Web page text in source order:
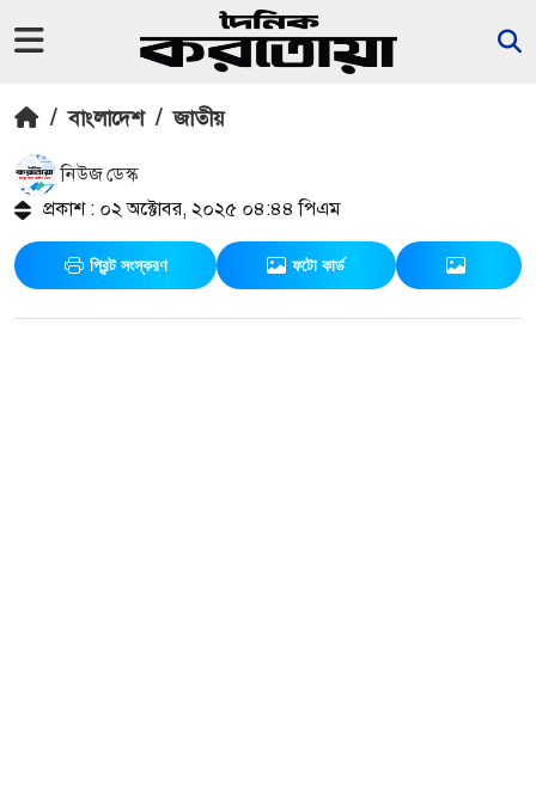
/ বাংলাদেশ / জাতীয়
নিউজ ডেস্ক
প্রকাশ : ০২ অক্টোবর, ২০২৫ ০৪:৪৪ পিএম
প্রিন্ট সংস্করণ ফটো কার্ড